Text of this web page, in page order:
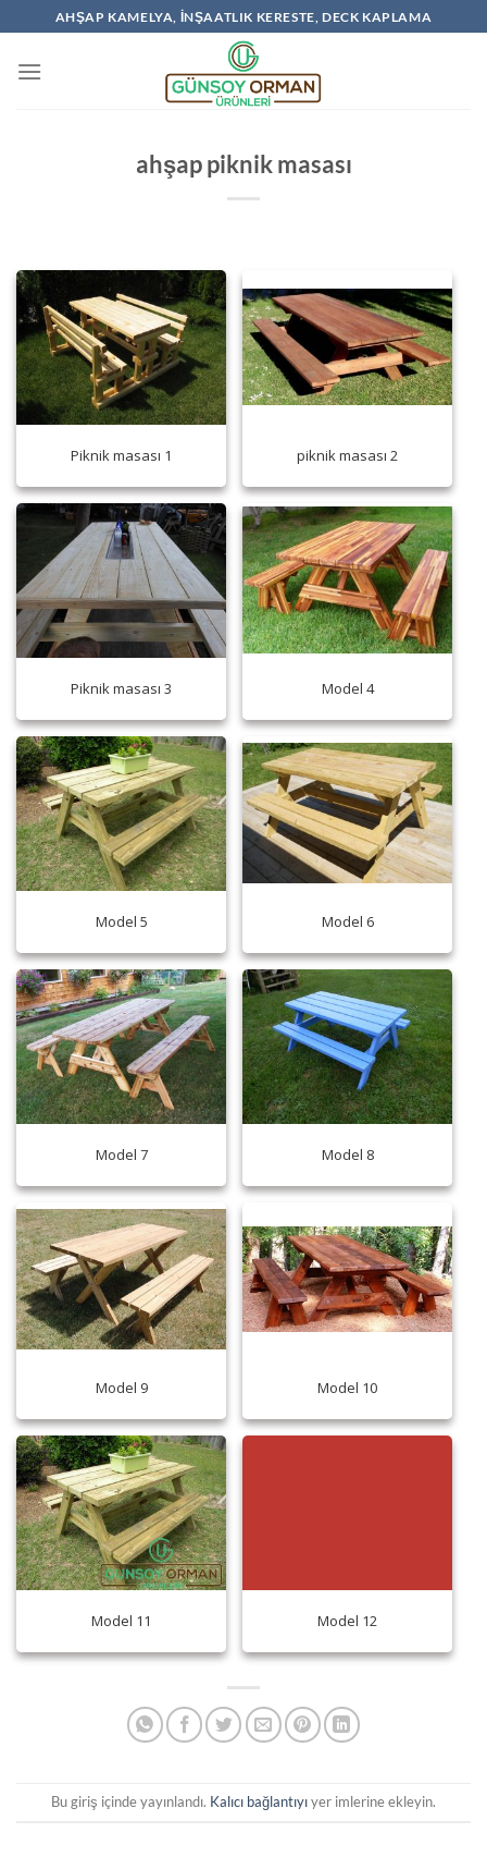
AHŞAP KAMELYA, İNŞAATLIK KERESTE, DECK KAPLAMA
ahşap piknik masası
Piknik masası 1 piknik masası 2
Piknik masası 3 Model 4
Model 5 Model 6
Model 7 Model 8
Model 9 Model 10
Model 11 Model 12
Bu giriş içinde yayınlandı. Kalıcı bağlantıyıyer imlerine ekleyin.